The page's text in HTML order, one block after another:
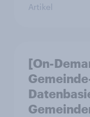
Artikel
[On-